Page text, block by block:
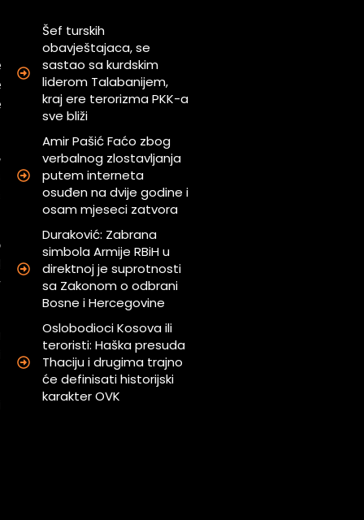
Šef turskih
obavještajaca, se
sastao sa kurdskim
liderom Talabanijem,
kraj ere terorizma PKK-a
sve bliži
Amir Pašić Faćo zbog
verbalnog zlostavljanja
putem interneta
osuđen na dvije godine i
osam mjeseci zatvora
Duraković: Zabrana
simbola Armije RBiH u
direktnoj je suprotnosti
sa Zakonom o odbrani
Bosne i Hercegovine
Oslobodioci Kosova ili
teroristi: Haška presuda
Thaciju i drugima trajno
će definisati historijski
karakter OVK